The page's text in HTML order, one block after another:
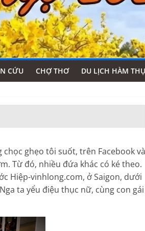
CỨU CHỢ THƠ DU LỊCH HÀM THỤ
ghẹo tôi suốt, trên Facebook và
Từ đó, nhiều đứa khác có ké theo.
Hiệp-vinhlong.com, ở Saigon, dưới
ta yểu điệu thục nữ, cùng con gái